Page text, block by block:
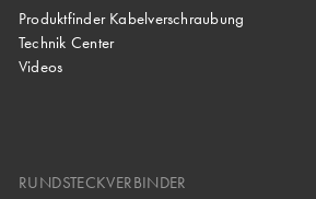
Produktfinder Kabelverschraubung
Technik Center
Videos
RUNDSTECKVERBINDER